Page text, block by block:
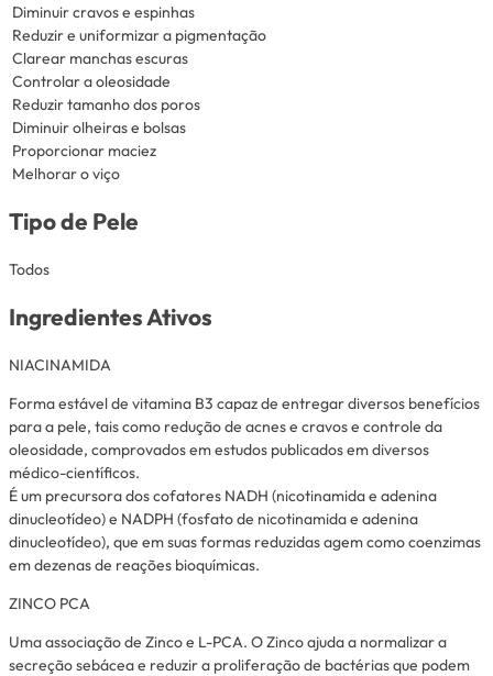
Diminuir cravos e espinhas
Reduzir e uniformizar a pigmentação
Clarear manchas escuras
Controlar a oleosidade
Reduzir tamanho dos poros
Diminuir olheiras e bolsas
Proporcionar maciez
Melhorar o viço
Tipo de Pele
Todos
Ingredientes Ativos
NIACINAMIDA
Forma estável de vitamina B3 capaz de entregar diversos benefícios
para a pele, tais como redução de acnes e cravos e controle da
oleosidade, comprovados em estudos publicados em diversos
médico-científicos.
É um precursora dos cofatores NADH (nicotinamida e adenina
dinucleotídeo) e NADPH (fosfato de nicotinamida e adenina
dinucleotídeo), que em suas formas reduzidas agem como coenzimas
em dezenas de reações bioquímicas.
ZINCO PCA
Uma associação de Zinco e L-PCA. O Zinco ajuda a normalizar a
secreção sebácea e reduzir a proliferação de bactérias que podem